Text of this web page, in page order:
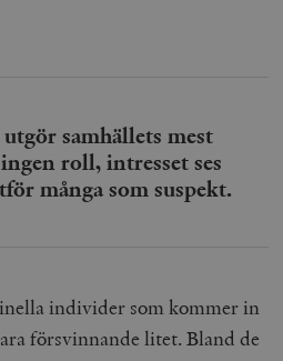
samhällets mest
roll, intresset ses
många som suspekt.
individer som kommer in
försvinnande litet. Bland de